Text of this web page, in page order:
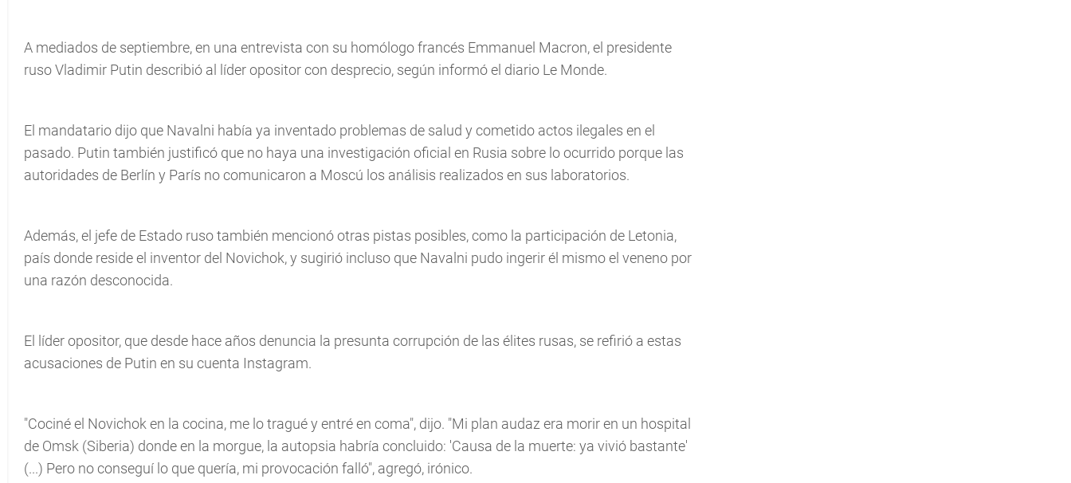
A mediados de septiembre, en una entrevista con su homólogo francés Emmanuel Macron, el presidente
ruso Vladimir Putin describió al líder opositor con desprecio, según informó el diario Le Monde.
El mandatario dijo que Navalni había ya inventado problemas de salud y cometido actos ilegales en el
pasado. Putin también justificó que no haya una investigación oficial en Rusia sobre lo ocurrido porque las
autoridades de Berlín y París no comunicaron a Moscú los análisis realizados en sus laboratorios.
Además, el jefe de Estado ruso también mencionó otras pistas posibles, como la participación de Letonia,
país donde reside el inventor del Novichok, y sugirió incluso que Navalni pudo ingerir él mismo el veneno por
una razón desconocida.
El líder opositor, que desde hace años denuncia la presunta corrupción de las élites rusas, se refirió a estas
acusaciones de Putin en su cuenta Instagram.
"Cociné el Novichok en la cocina, me lo tragué y entré en coma", dijo. "Mi plan audaz era morir en un hospital
de Omsk (Siberia) donde en la morgue, la autopsia habría concluido: 'Causa de la muerte: ya vivió bastante'
(...) Pero no conseguí lo que quería, mi provocación falló", agregó, irónico.